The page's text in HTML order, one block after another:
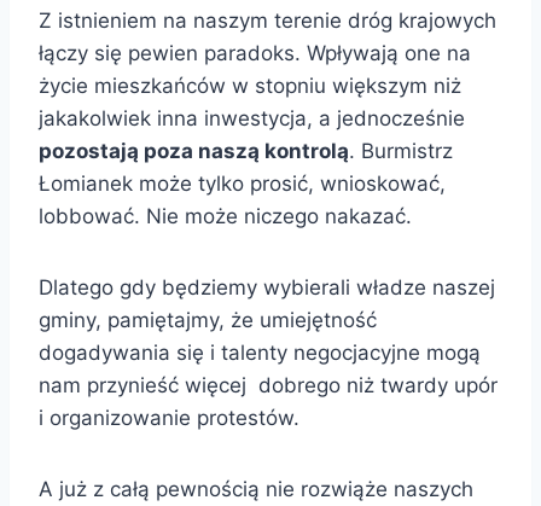
Z istnieniem na naszym terenie dróg krajowych
łączy się pewien paradoks. Wpływają one na
życie mieszkańców w stopniu większym niż
jakakolwiek inna inwestycja, a jednocześnie
pozostają poza naszą kontrolą. Burmistrz
Łomianek może tylko prosić, wnioskować,
lobbować. Nie może niczego nakazać.
Dlatego gdy będziemy wybierali władze naszej
gminy, pamiętajmy, że umiejętność
dogadywania się i talenty negocjacyjne mogą
nam przynieść więcej dobrego niż twardy upór
i organizowanie protestów.
A już z całą pewnością nie rozwiąże naszych